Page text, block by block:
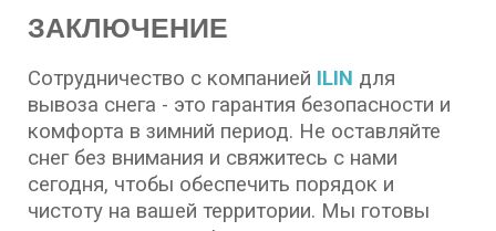
ЗАКЛЮЧЕНИЕ
Сотрудничество с компанией ILIN для
вывоза снега - это гарантия безопасности и
комфорта в зимний период. Не оставляйте
снег без внимания и свяжитесь с нами
сегодня, чтобы обеспечить порядок и
чистоту на вашей территории. Мы готовы